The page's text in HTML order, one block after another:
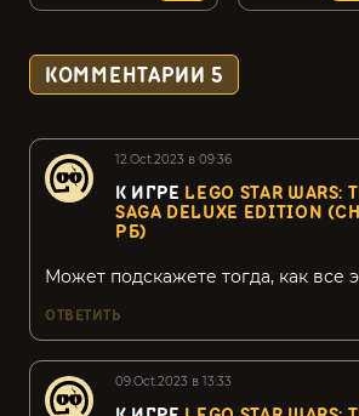
КОММЕНТАРИИ 5
12.Oct.2023 в 09:36
К ИГРЕ LEGO STAR WARS:
SAGA DELUXE EDITION
РБ)
Может подскажете тогда, как все
ОТВЕТИТЬ
09.Oct.2023 в 13:33